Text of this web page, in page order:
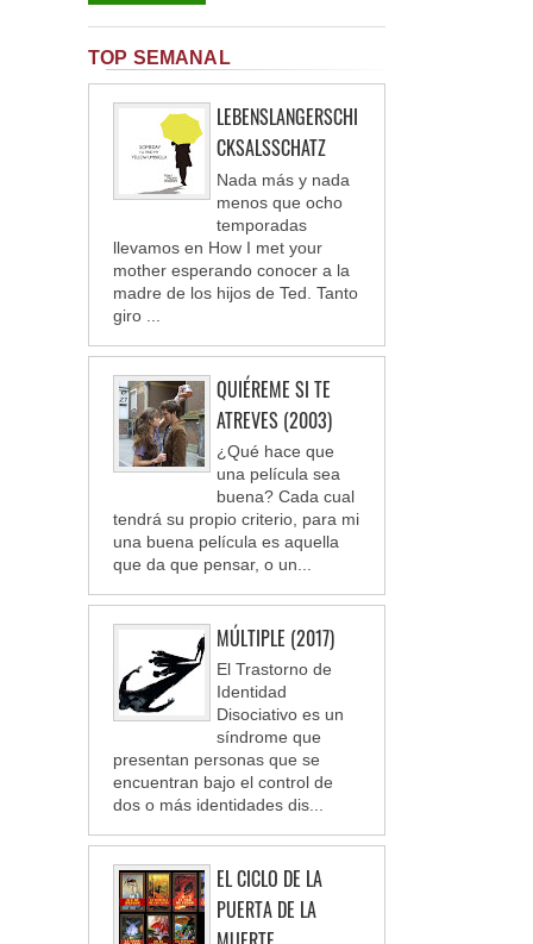
TOP SEMANAL
LEBENSLANGERSCHI
CKSALSSCHATZ
Nada más y nada
menos que ocho
temporadas
llevamos en How I met your
mother esperando conocer a la
madre de los hijos de Ted. Tanto
giro ...
QUIÉREME SI TE
ATREVES (2003)
¿Qué hace que
una película sea
buena? Cada cual
tendrá su propio criterio, para mi
una buena película es aquella
que da que pensar, o un...
MÚLTIPLE (2017)
El Trastorno de
Identidad
Disociativo es un
síndrome que
presentan personas que se
encuentran bajo el control de
dos o más identidades dis...
EL CICLO DE LA
PUERTA DE LA